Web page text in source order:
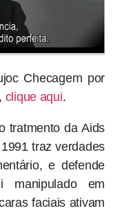
Checagem por
clique aqui.
tratmento da Aids
traz verdades
e defende
manipulado em
faciais ativam